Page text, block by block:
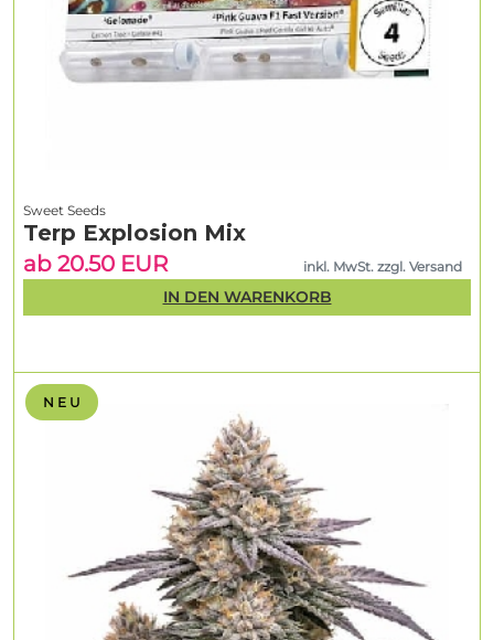
N E U
Sweet Seeds
Terp Explosion Mix
ab 20.50 EUR
inkl. MwSt. zzgl. Versand
IN DEN WARENKORB